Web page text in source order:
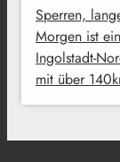
Sperren,
Morgen ist
Ingolstadt-
mit über